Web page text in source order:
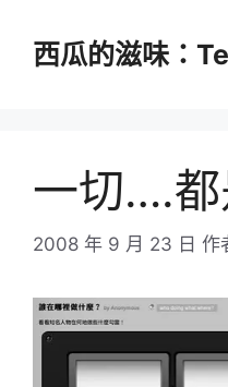
西瓜的滋味：
一切….都
2008 年 9 月 23 日 作